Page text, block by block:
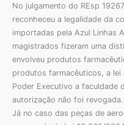
No julgamento do REsp
reconheceu a legalidade da
importadas pela Azul Linhas
magistrados fizeram uma
envolveu produtos
produtos farmacêuticos, a lei
Poder Executivo a faculdade
autorização não foi revogada.
Já no caso das peças de